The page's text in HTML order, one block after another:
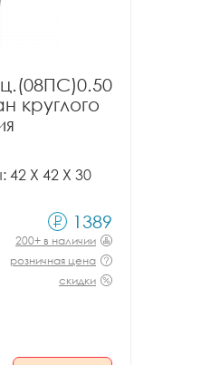
круглого
X 42 X 30
1389
200+ в наличии
розничная цена
скидки